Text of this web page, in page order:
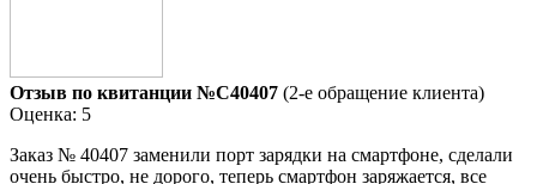
Отзыв по квитанции №C40407 (2-е обращение клиента)
Оценка: 5
Заказ № 40407 заменили порт зарядки на смартфоне, сделали
очень быстро, не дорого, теперь смартфон заряжается, все